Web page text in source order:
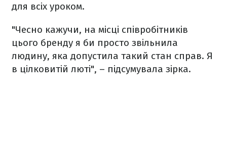
для всіх уроком.
"Чесно кажучи, на місці співробітників
цього бренду я би просто звільнила
людину, яка допустила такий стан справ. Я
в цілковитій люті", – підсумувала зірка.